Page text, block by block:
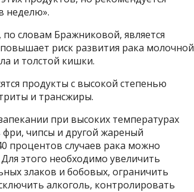
неделю».
словам Бражниковой, является
риск развития рака молочной
и толстой кишки.
продукты с высокой степенью
и трансжиры.
при высоких температурах
чипсы и другой жареный
процентов случаев рака можно
этого необходимо увеличить
злаков и бобовых, ограничить
алкоголь, контролировать